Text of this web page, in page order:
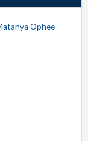
Ophee